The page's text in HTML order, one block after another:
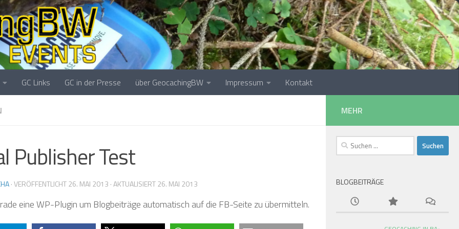
❅
❅ ❅
❅
GC Links GC in der Presse über GeocachingBW Impressum Kontakt
Publisher Test
· VERÖFFENTLICHT26. MAI 2013 · AKTUALISIERT26. MAI 2013
eine WP-Plugin um Blogbeiträge automatisch auf die FB-Seite zu übermitteln.
MEHR
Suchen
nach:
BLOGBEITRÄGE